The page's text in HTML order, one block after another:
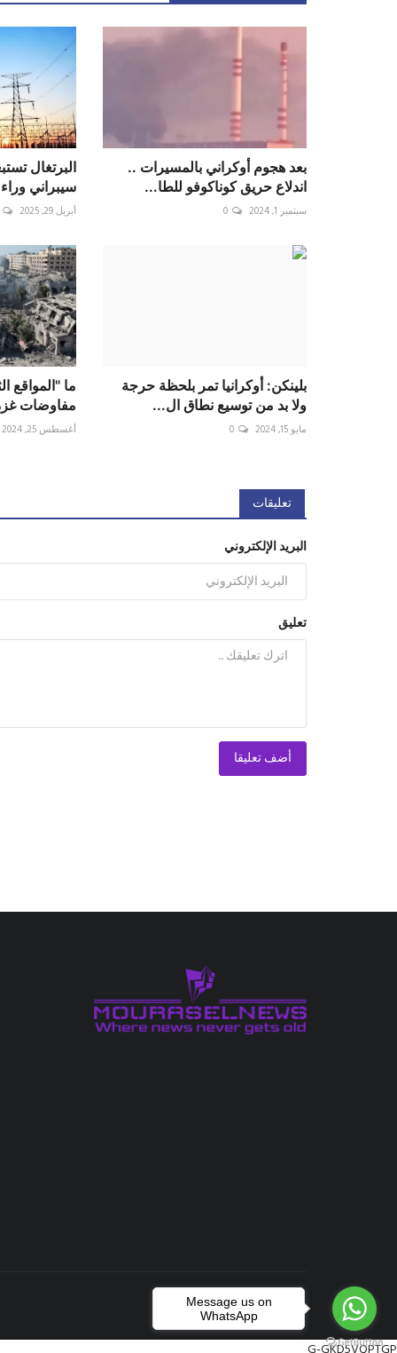
بعد هجوم أوكراني بالمسيرات ..
اندلاع حريق كوناكوفو للطا...
سبتمبر 1, 2024 0
البرتغال
سيبراني وراء
أبريل 29, 2025
بلينكن: أوكرانيا تمر بلحظة حرجة
ولا بد من توسيع نطاق ال...
مايو 15, 2024 0
ما "المواقع
مفاوضات
أغسطس 25, 2024
تعليقات
البريد الإلكتروني
تعليق
أضف تعليقا
Message us on
WhatsApp